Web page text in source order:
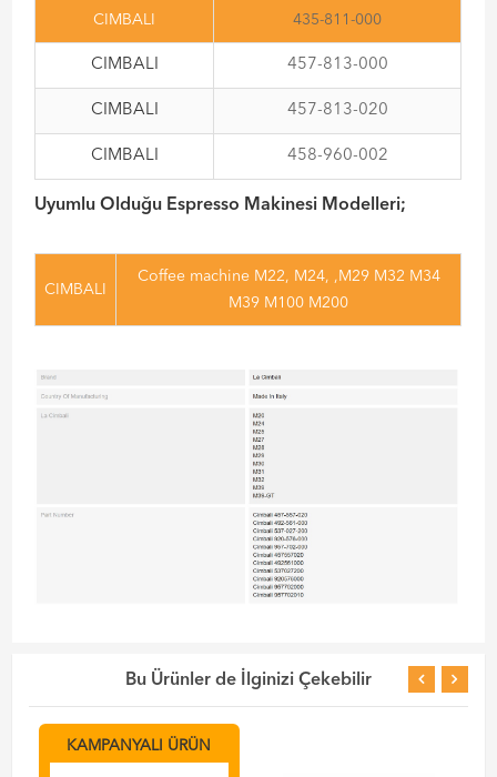
CIMBALI 435-811-000
CIMBALI 457-813-000
CIMBALI 457-813-020
CIMBALI 458-960-002
Uyumlu Olduğu Espresso Makinesi Modelleri;
CIMBALI
Coffee machine M22, M24, ,M29 M32 M34
M39 M100 M200
Bu Ürünler de İlginizi Çekebilir
KAMPANYALI ÜRÜN